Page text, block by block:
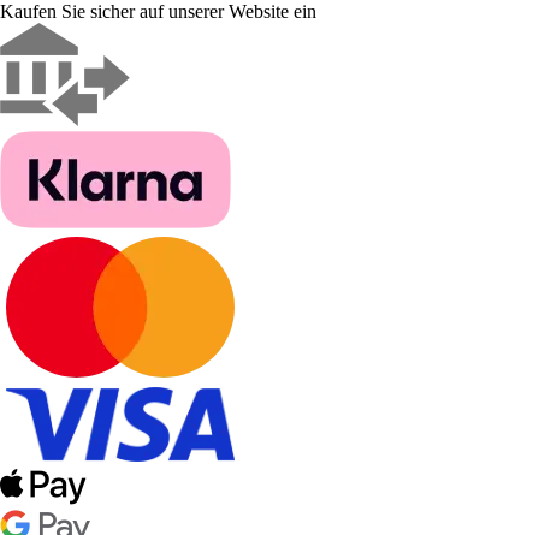
Kaufen Sie sicher auf unserer Website ein